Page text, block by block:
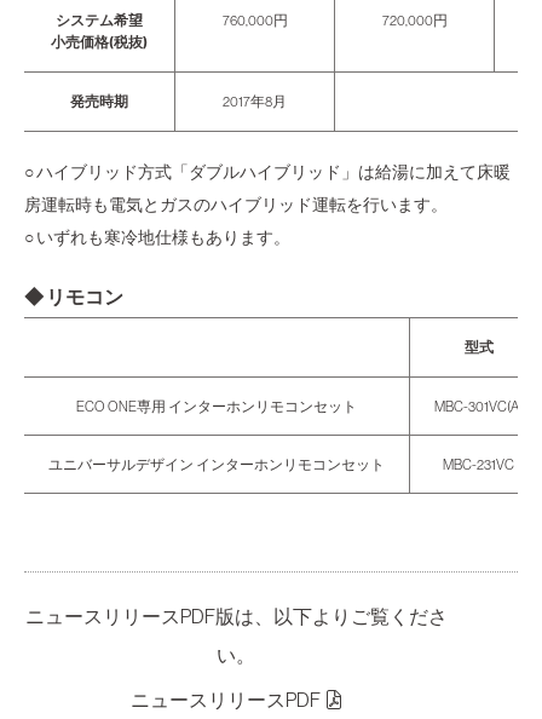
システム希望
小売価格(税抜)
760,000円 720,000円
発売時期 2017年8月
○ ハイブリッド方式「ダブルハイブリッド」は給湯に加えて床暖
房運転時も電気とガスのハイブリッド運転を行います。
○ いずれも寒冷地仕様もあります。
◆ リモコン
型式
ECO ONE専用 インターホンリモコンセット MBC-301VC(A)
ユニバーサルデザイン インターホンリモコンセット MBC-231VC
ニュースリリースPDF版は、以下よりご覧くださ
い。
ニュースリリースPDF